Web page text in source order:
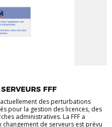
FFF
des perturbations
pour la gestion des licences, des
administratives. La FFF a
de serveurs est prévu